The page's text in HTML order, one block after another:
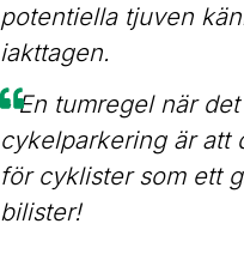
potentiella tjuven
iakttagen.
-En tumregel när
cykelparkering är att
för cyklister som ett
bilister!